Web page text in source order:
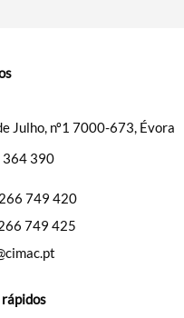
gerais
Julho, nº1 7000-673, Évora
364 390
749 420
749 425